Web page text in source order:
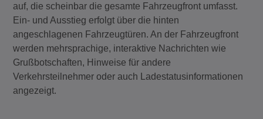
auf, die scheinbar die gesamte Fahrzeugfront umfasst.
Ein- und Ausstieg erfolgt über die hinten
angeschlagenen Fahrzeugtüren. An der Fahrzeugfront
werden mehrsprachige, interaktive Nachrichten wie
Grußbotschaften, Hinweise für andere
Verkehrsteilnehmer oder auch Ladestatusinformationen
angezeigt.